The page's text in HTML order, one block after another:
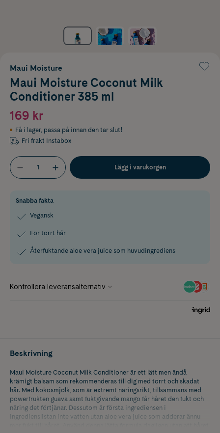
Maui Moisture
Maui Moisture Coconut Milk
Conditioner 385 ml
169 kr
Få i lager, passa på innan den tar slut!
Fri frakt Instabox
Lägg i varukorgen
Snabba fakta
Vegansk
För torrt hår
Återfuktande aloe vera juice som huvudingrediens
Beskrivning
Maui Moisture Coconut Milk Conditioner är ett lätt men ändå
krämigt balsam som rekommenderas till dig med torrt och skadat
hår. Med kokosmjölk, som är extremt näringsrikt, tillsammans med
powerfrukten guava samt fuktgivande mango får håret den fukt och
näring det förtjänar. Dessutom är första ingrediensen i
ingredienslistan inte vatten utan aloe vera juice som adderar ännu